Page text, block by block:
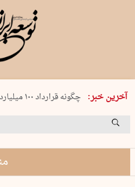
آخرین خبر:
شنبه 17 مرداد 1405 شماره 2244
چگونه قرارداد ۱۰۰ میلیاردی با ۱۰۰…
پنجره‌ای که باز نشد